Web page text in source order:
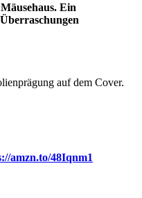
Ein
Überraschungen
auf dem Cover.
amzn.to/48Iqnm1